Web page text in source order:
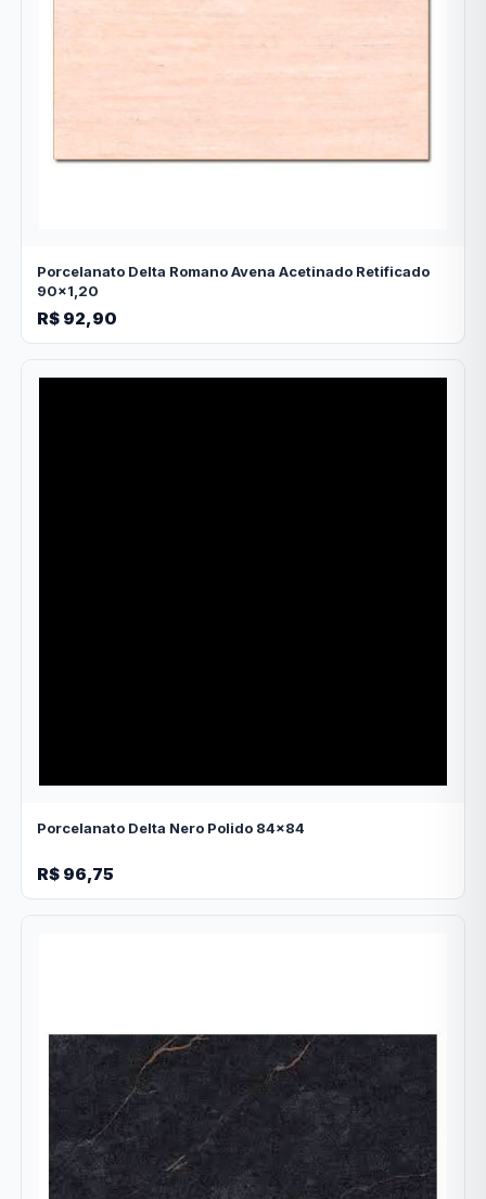
Porcelanato Delta Romano Avena Acetinado Retificado
90x1,20
R$ 92,90
Porcelanato Delta Nero Polido 84x84
R$ 96,75